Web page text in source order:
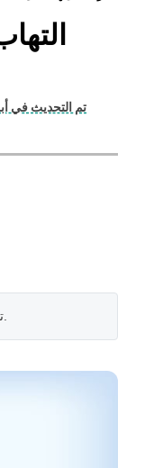
تم التحديث في أبريل